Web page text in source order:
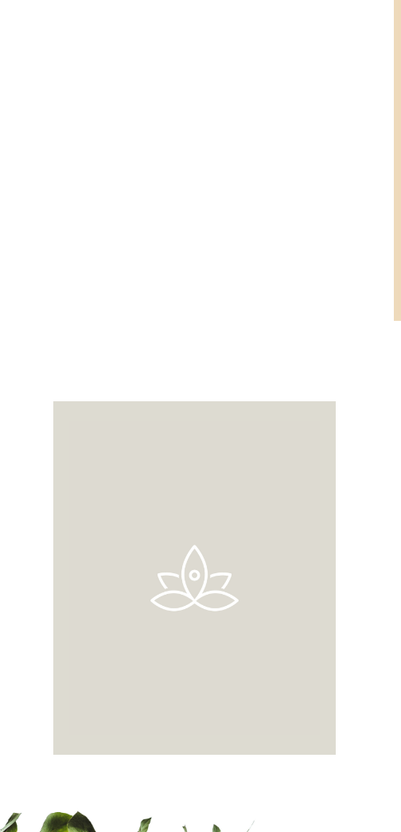
Hier erfahren die Menschen die
Qualitäten des Yoga und wir begleiten
und unterstützen sie auf ihrem Weg.